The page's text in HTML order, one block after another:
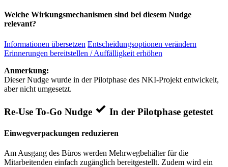
Welche Wirkungsmechanismen sind bei diesem Nudge
relevant?
Informationen übersetzen Entscheidungsoptionen verändern
Erinnerungen bereitstellen / Auffälligkeit erhöhen
Anmerkung:
Dieser Nudge wurde in der Pilotphase des NKI-Projekt entwickelt,
aber nicht umgesetzt.
Re-Use To-Go Nudge In der Pilotphase getestet
Einwegverpackungen reduzieren
Am Ausgang des Büros werden Mehrwegbehälter für die
Mitarbeitenden einfach zugänglich bereitgestellt. Zudem wird ein